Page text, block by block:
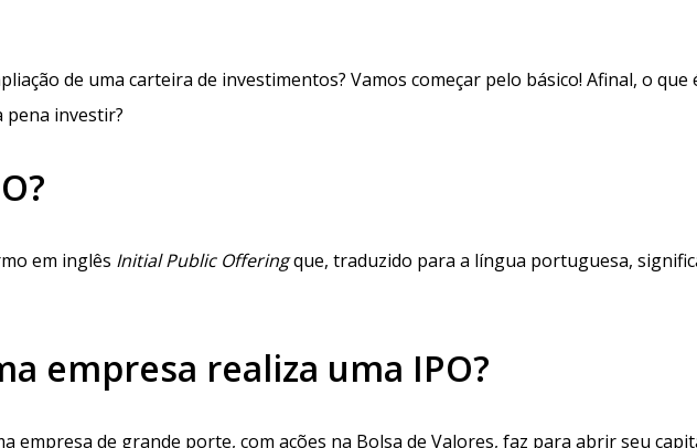
de uma carteira de investimentos? Vamos começar pelo básico! Afinal, o que
pena investir?
em inglês Initial Public Offeringque, traduzido para a língua portuguesa,
empresa realiza uma IPO?
empresa de grande porte, com ações na Bolsa de Valores, faz para abrir seu